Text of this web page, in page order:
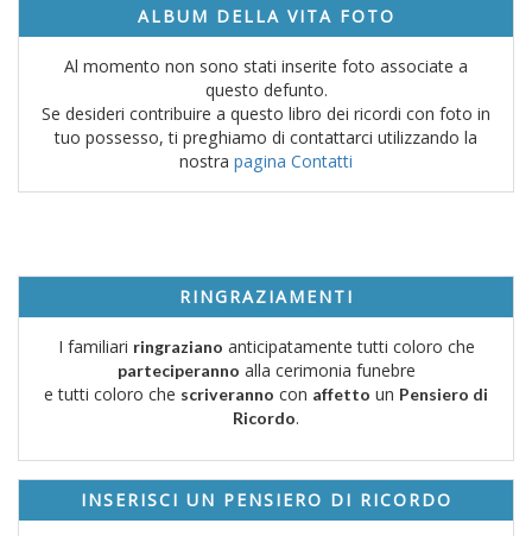
ALBUM DELLA VITA FOTO
Al momento non sono stati inserite foto associate a
questo defunto.
Se desideri contribuire a questo libro dei ricordi con foto in
tuo possesso, ti preghiamo di contattarci utilizzando la
nostra pagina Contatti
RINGRAZIAMENTI
I familiari ringraziano anticipatamente tutti coloro che
parteciperanno alla cerimonia funebre
e tutti coloro che scriveranno con affetto un Pensiero di
Ricordo.
INSERISCI UN PENSIERO DI RICORDO